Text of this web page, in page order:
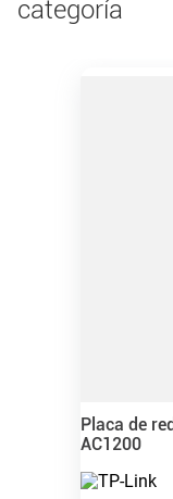
categoría
Placa de
AC1200